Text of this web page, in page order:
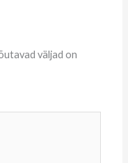
väljad on